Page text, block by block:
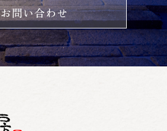
お問い合わせ